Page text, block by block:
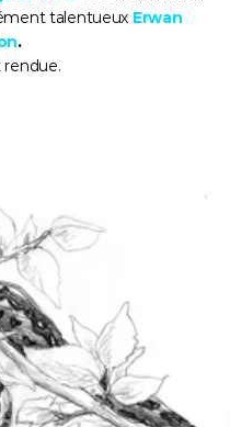
talentueux Erwan
.
rendue.